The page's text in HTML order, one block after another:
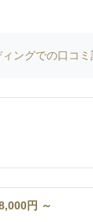
ングでの口コ
円 ～